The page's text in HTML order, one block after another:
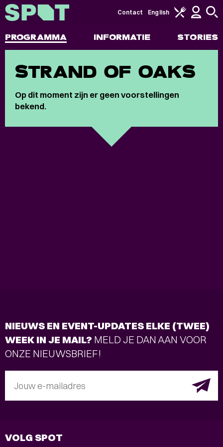
PROGRAMMA INFORMATIE STORIES
Contact English
STRAND OF OAKS
Op dit moment zijn er geen voorstellingen
bekend.
NIEUWS EN EVENT-UPDATES ELKE (TWEE)
WEEK IN JE MAIL? MELD JE DAN AAN VOOR
ONZE NIEUWSBRIEF!
Jouw e-mailadres
VOLG SPOT